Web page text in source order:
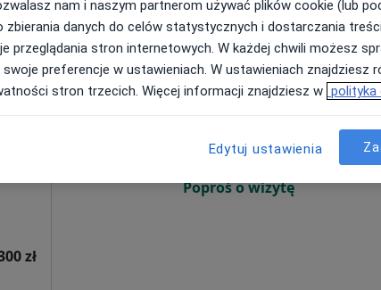
zł
Dziś
6 Sie
Jutro
7 Sie
Sob,
8 Sie
Ndz,
9 Sie
Umawianie online nie jest dostępne
Poproś o wizytę
nam i naszym partnerom używać plików cookie (lub
zbierania danych do celów statystycznych i dostarczania
przeglądania stron internetowych. W każdej chwili możesz
preferencje w ustawieniach. W ustawieniach znajdziesz
stron trzecich. Więcej informacji znajdziesz w polityka
Edytuj ustawienia